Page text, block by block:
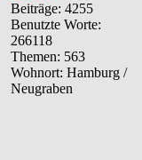
Beiträge: 4255
Benutzte Worte:
266118
Themen: 563
Wohnort: Hamburg /
Neugraben